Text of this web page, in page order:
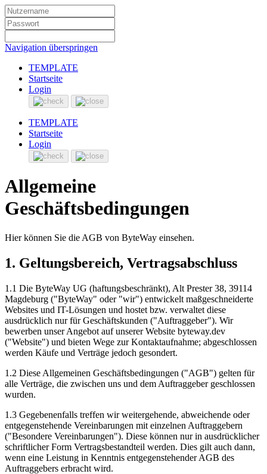
Navigation überspringen
TEMPLATE
Startseite
Login
TEMPLATE
Startseite
Login
Allgemeine
Geschäftsbedingungen
Hier können Sie die AGB von ByteWay einsehen.
1. Geltungsbereich, Vertragsabschluss
1.1 Die ByteWay UG (haftungsbeschränkt), Alt Prester 38, 39114
Magdeburg ("ByteWay" oder "wir") entwickelt maßgeschneiderte
Websites und IT-Lösungen und hostet bzw. verwaltet diese
ausdrücklich nur für Geschäftskunden ("Auftraggeber"). Wir
bewerben unser Angebot auf unserer Website byteway.dev
("Website") und bieten Wege zur Kontaktaufnahme; abgeschlossen
werden Käufe und Verträge jedoch gesondert.
1.2 Diese Allgemeinen Geschäftsbedingungen ("AGB") gelten für
alle Verträge, die zwischen uns und dem Auftraggeber geschlossen
wurden.
1.3 Gegebenenfalls treffen wir weitergehende, abweichende oder
entgegenstehende Vereinbarungen mit einzelnen Auftraggebern
("Besondere Vereinbarungen"). Diese können nur in ausdrücklicher
schriftlicher Form Vertragsbestandteil werden. Dies gilt auch dann,
wenn eine Leistung in Kenntnis entgegenstehender AGB des
Auftraggebers erbracht wird.